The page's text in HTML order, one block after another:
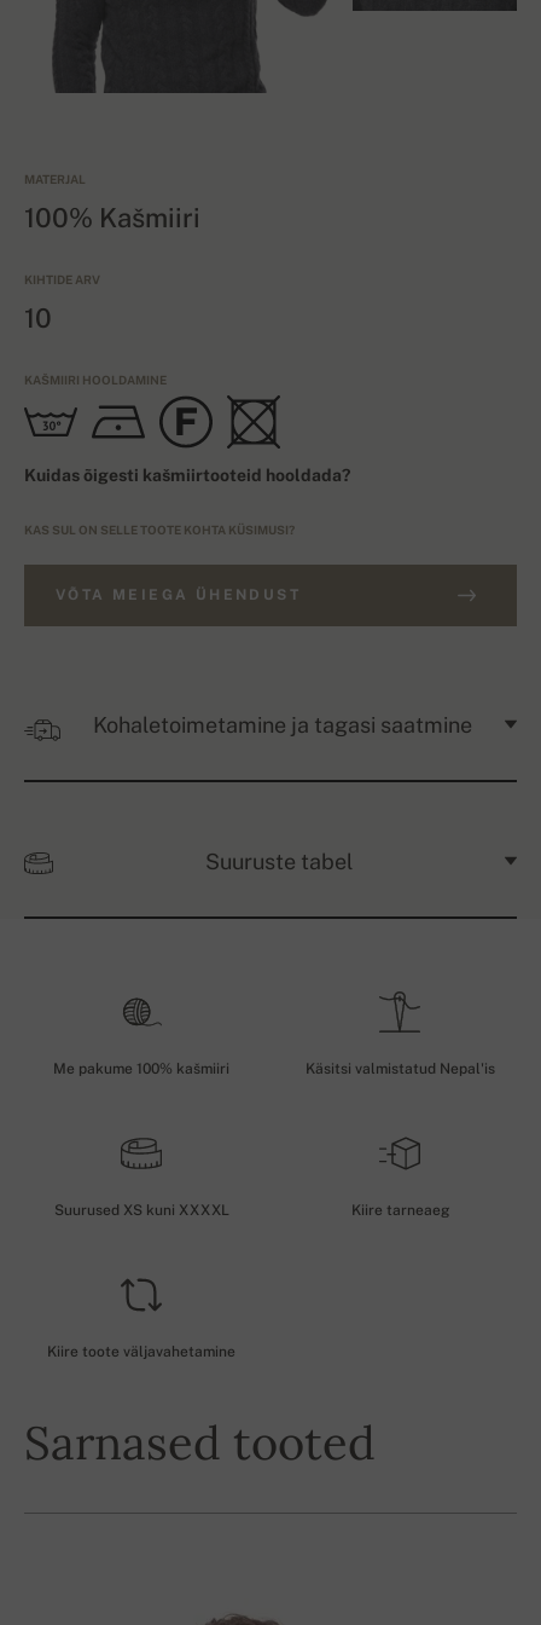
MATERJAL
100% Kašmiiri
KIHTIDE ARV
10
KAŠMIIRI HOOLDAMINE
Kuidas õigesti kašmiirtooteid hooldada?
KAS SUL ON SELLE TOOTE KOHTA KÜSIMUSI?
VÕTA MEIEGA ÜHENDUST
Kohaletoimetamine ja tagasi saatmine
Suuruste tabel
Me pakume 100% kašmiiri Käsitsi valmistatud Nepal'is
Suurused XS kuni XXXXL Kiire tarneaeg
Kiire toote väljavahetamine
Sarnased tooted